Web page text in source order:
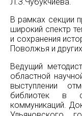
В рамках секции
широкий спектр
и сохранения
Поволжья и
Ведущий
областной
выступлении
библиотек в
коммуникаций.